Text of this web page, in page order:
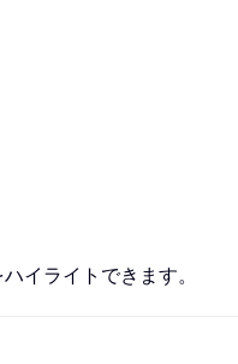
イライトできます。